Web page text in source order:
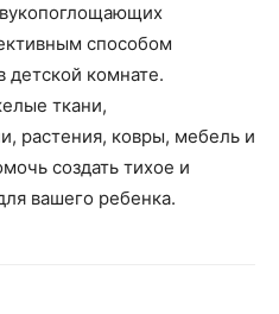
способом
детской комнате.
ткани,
растения, ковры, мебель и
создать тихое и
вашего ребенка.